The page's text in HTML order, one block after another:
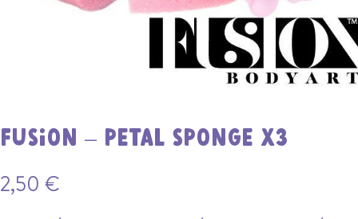
FUSION – PETAL SPONGE X3
2,50 €